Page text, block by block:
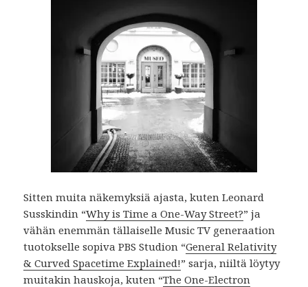
Sitten muita näkemyksiä ajasta, kuten Leonard
Susskindin “Why is Time a One-Way Street?” ja
vähän enemmän tällaiselle Music TV generaation
tuotokselle sopiva PBS Studion “General Relativity
& Curved Spacetime Explained!” sarja, niiltä löytyy
muitakin hauskoja, kuten “The One-Electron